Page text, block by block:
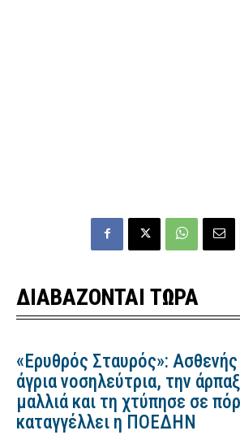
ΔΙΑΒΑΖΟΝΤΑΙ ΤΩΡΑ
«Ερυθρός Σταυρός»:
άγρια νοσηλεύτρια, την
μαλλιά και τη χτύπησε σε
καταγγέλλει η ΠΟΕΔΗΝ